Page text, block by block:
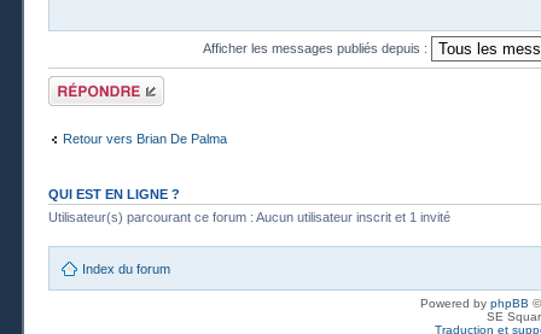
Afficher les messages publiés depuis :
Publier une
réponse
Retour vers Brian De Palma
QUI EST EN LIGNE ?
Utilisateur(s) parcourant ce forum : Aucun utilisateur inscrit et 1 invité
Index du forum
Powered by phpBB
SE
Traduction et